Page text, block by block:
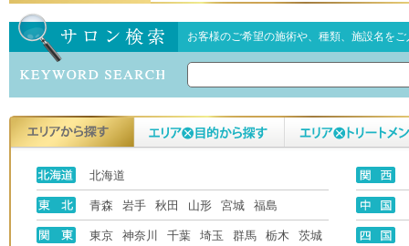
お客様のご希望の施術や、種類、施設名を
北海道
青森 岩手 秋田 山形 宮城 福島
東京 神奈川 千葉 埼玉 群馬 栃木 茨城